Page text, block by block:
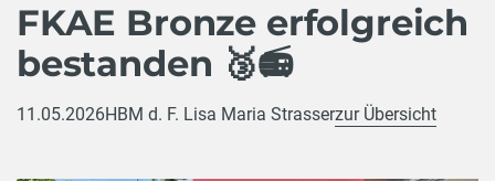
FKAE Bronze erfolgreich
bestanden 🥉📻
11.05.2026HBM d. F. Lisa Maria Strasserzur Übersicht